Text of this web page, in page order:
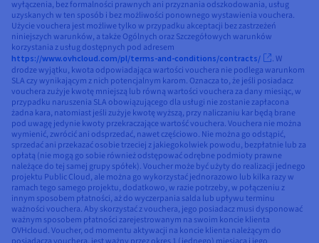
wyłączenia, bez formalności prawnych ani przyznania odszkodowania, usług
uzyskanych w ten sposób i bez możliwości ponownego wystawienia vouchera.
Użycie vouchera jest możliwe tylko w przypadku akceptacji bez zastrzeżeń
niniejszych warunków, a także Ogólnych oraz Szczegółowych warunków
korzystania z usług dostępnych pod adresem
https://www.ovhcloud.com/pl/terms-and-conditions/contracts/
. W
drodze wyjątku, kwota odpowiadająca wartości vouchera nie podlega warunkom
SLA czy wynikającym z nich potencjalnym karom. Oznacza to, że jeśli posiadacz
vouchera zużyje kwotę mniejszą lub równą wartości vouchera za dany miesiąc, w
przypadku naruszenia SLA obowiązującego dla usługi nie zostanie zapłacona
żadna kara, natomiast jeśli zużyje kwotę wyższą, przy naliczaniu kar będą brane
pod uwagę jedynie kwoty przekraczające wartość vouchera. Vouchera nie można
wymienić, zwrócić ani odsprzedać, nawet częściowo. Nie można go odstąpić,
sprzedać ani przekazać osobie trzeciej z jakiegokolwiek powodu, bezpłatnie lub za
opłatą (nie mogą go sobie również odstępować odrębne podmioty prawne
należące do tej samej grupy spółek). Voucher może być użyty do realizacji jednego
projektu Public Cloud, ale można go wykorzystać jednorazowo lub kilka razy w
ramach tego samego projektu, dodatkowo, w razie potrzeby, w połączeniu z
innym sposobem płatności, aż do wyczerpania salda lub upływu terminu
ważności vouchera. Aby skorzystać z vouchera, jego posiadacz musi dysponować
ważnym sposobem płatności zarejestrowanym na swoim koncie klienta
OVHcloud. Voucher, od momentu aktywacji na koncie klienta należącym do